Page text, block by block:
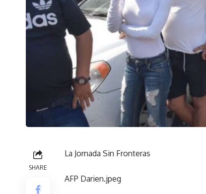
SHARE
La Jornada Sin Fronteras
AFP Darien.jpeg